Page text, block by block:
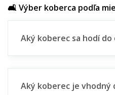
🛋️ Výber koberca podľa
Aký koberec sa hodí do
Aký koberec je vhodný